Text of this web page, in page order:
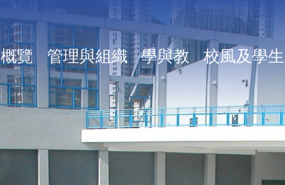
覽 管理與組織 學與教 校風及學